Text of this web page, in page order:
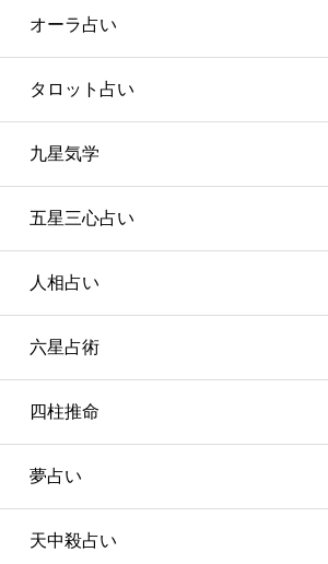
オーラ占い
タロット占い
九星気学
五星三心占い
人相占い
六星占術
四柱推命
夢占い
天中殺占い